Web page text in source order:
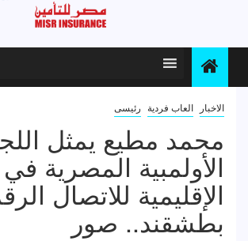
الاخبار العاب فردية رئيسى
محمد مطيع يمثل
الأولمبية المصرية في
الإقليمية للاتصال
بطشقند.. صور